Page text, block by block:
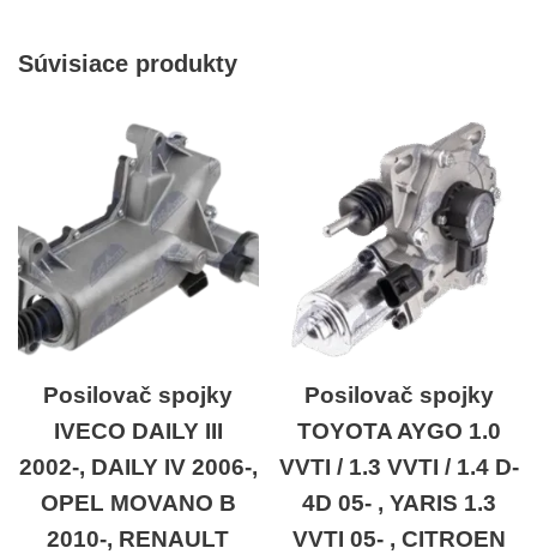
Súvisiace produkty
Posilovač spojky
IVECO DAILY III
2002-, DAILY IV 2006-,
OPEL MOVANO B
2010-, RENAULT
Posilovač spojky
TOYOTA AYGO 1.0
VVTI / 1.3 VVTI / 1.4 D-
4D 05- , YARIS 1.3
VVTI 05- , CITROEN